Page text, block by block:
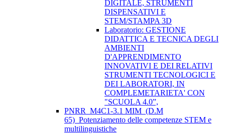
DIGITALE, STRUMENTI
DISPENSATIVI E
STEM/STAMPA 3D
Laboratorio: GESTIONE
DIDATTICA E TECNICA DEGLI
AMBIENTI
D'APPRENDIMENTO
INNOVATIVI E DEI RELATIVI
STRUMENTI TECNOLOGICI E
DEI LABORATORI, IN
COMPLEMETARIETA' CON
"SCUOLA 4.0”,
PNRR_M4C1-3.1 MIM_(D.M
65)_Potenziamento delle competenze STEM e
multilinguistiche